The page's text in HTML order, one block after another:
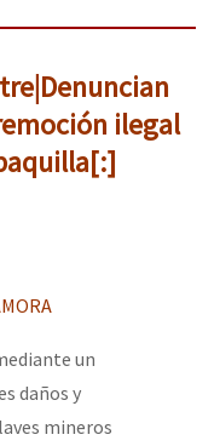
ilegal
un
daños y
mineros